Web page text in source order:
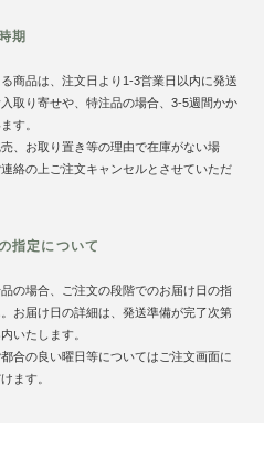
期
商品は、注文日より1-3営業日以内に発送
取り寄せや、特注品の場合、3-5週間かか
す。
、お取り置き等の理由で在庫がない場
絡の上ご注文キャンセルとさせていただ
指定について
の場合、ご注文の段階でのお届け日の指
お届け日の詳細は、発送準備が完了次第
いたします。
合の良い曜日等についてはご注文画面に
ます。